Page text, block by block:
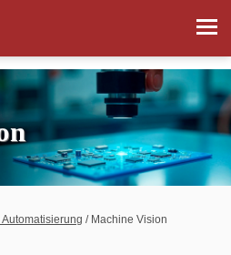
Automatisierung / Machine Vision